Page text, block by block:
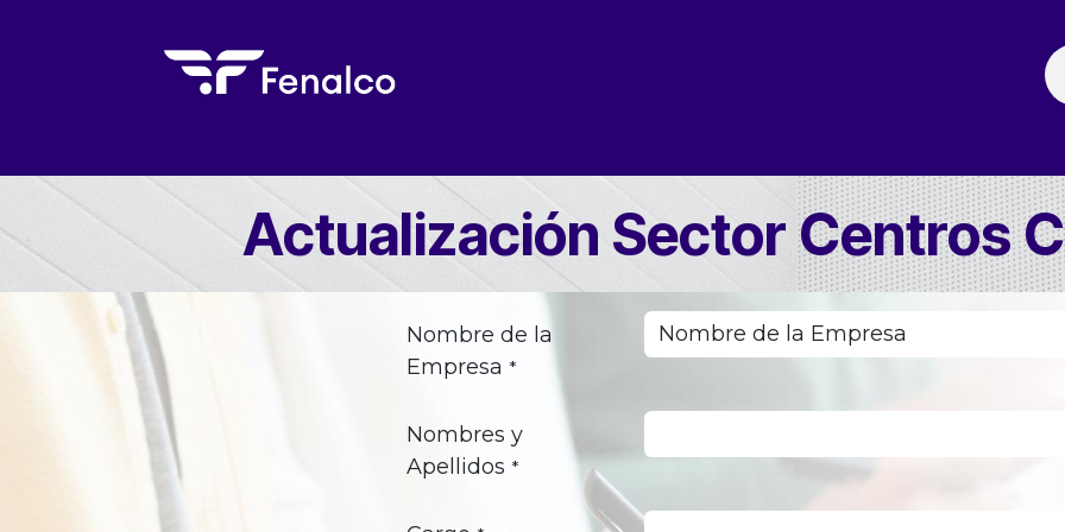
Actualización Sector Centros
Nombre de la
Empresa *
Nombres y
Apellidos *